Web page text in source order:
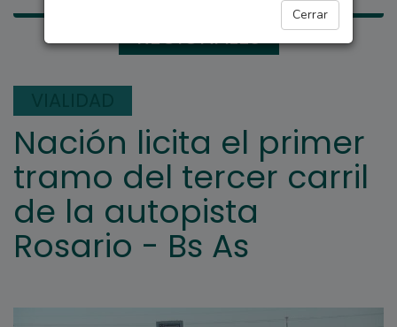
Cerrar
REGIONALES
Nación licita el primer
tramo del tercer carril
de la autopista
Rosario - Bs As